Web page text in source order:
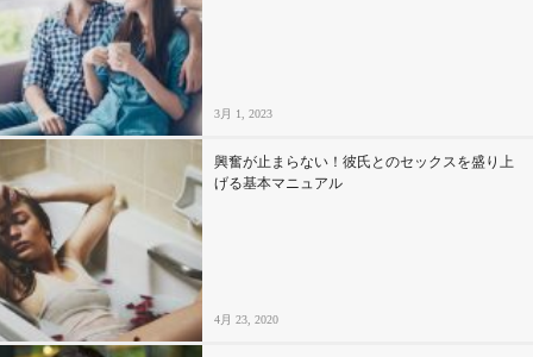
3月 1, 2023
興奮が止まらない！彼氏とのセックスを盛り上
げる基本マニュアル
4月 23, 2020